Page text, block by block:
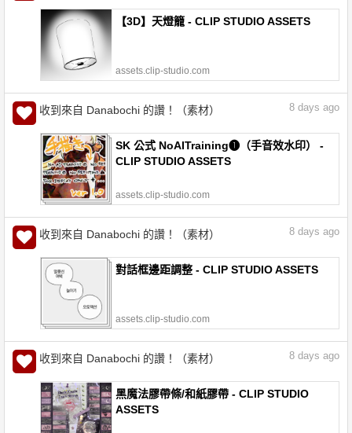
【3D】天燈籠 - CLIP STUDIO ASSETS
assets.clip-studio.com
收到來自 Danabochi 的讚！（素材） 8 days ago
SK 公式 NoAITraining❶（手音效水印） -
CLIP STUDIO ASSETS
assets.clip-studio.com
收到來自 Danabochi 的讚！（素材） 8 days ago
對話框邊距調整 - CLIP STUDIO ASSETS
assets.clip-studio.com
收到來自 Danabochi 的讚！（素材） 8 days ago
黑魔法膠帶條/和紙膠帶 - CLIP STUDIO
ASSETS